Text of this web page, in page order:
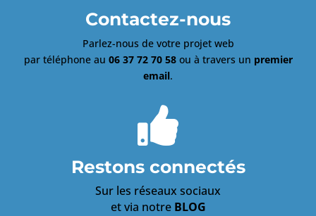
Contactez-nous
Parlez-nous de votre projet web
par téléphone au 06 37 72 70 58ou à travers un premier
email.

Restons connectés
Sur les réseaux sociaux
et via notre BLOG